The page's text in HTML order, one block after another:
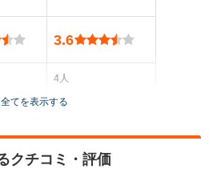
3.6
4人
3ドア
全高
1.34m
全てを表示する
クチコミ・評価